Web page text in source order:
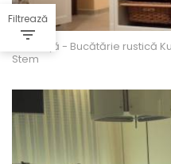
Referință - Bucătărie rustică
Stem
Filtrează